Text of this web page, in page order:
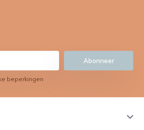
Abonneer
beperkingen